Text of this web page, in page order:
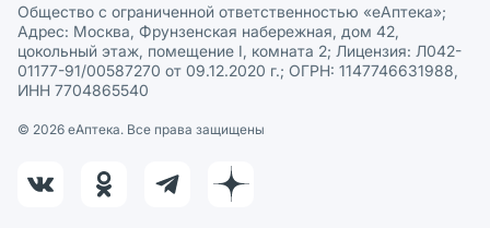
Общество с ограниченной ответственностью «еАптека»;
Адрес: Москва, Фрунзенская набережная, дом 42,
цокольный этаж, помещение I, комната 2; Лицензия: Л042-
01177-91/00587270 от 09.12.2020 г.; ОГРН: 1147746631988,
ИНН 7704865540
© 2026 eАптека. Все права защищены